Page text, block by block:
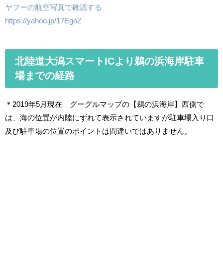
ヤフーの航空写真で確認する
https://yahoo.jp/17EgoZ
北陸道大潟スマートICより鵜の浜海岸駐車
場までの経路
＊2019年5月現在 グーグルマップの【鵜の浜海岸】西側で
は、海の位置が内陸にずれて表示されていますが駐車場入り口
及び駐車場の位置のポイントは間違いではありません。